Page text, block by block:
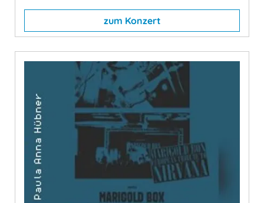
zum Konzert